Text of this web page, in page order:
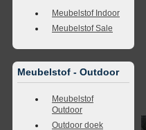
Meubelstof Indoor
Meubelstof Sale
Meubelstof - Outdoor
Meubelstof
Outdoor
Outdoor doek